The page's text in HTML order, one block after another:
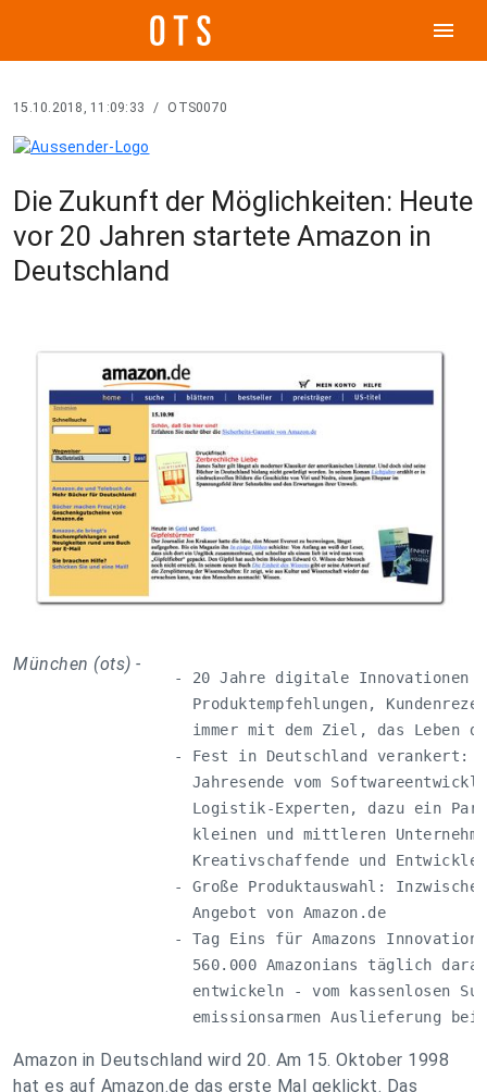
menu
15.10.2018, 11:09:33 / OTS0070
Die Zukunft der Möglichkeiten: Heute
vor 20 Jahren startete Amazon in
Deutschland
München (ots) -
- 20 Jahre digitale Innovationen
Produktempfehlungen,
immer mit dem Ziel, das Leben
- Fest in Deutschland verankert:
Jahresende vom
Logistik-Experten, dazu ein
kleinen und mittleren
     Kreativschaffende und Entwickler
- Große Produktauswahl:
     Angebot von Amazon.de
- Tag Eins für Amazons
560.000 Amazonians täglich
entwickeln - vom kassenlosen
emissionsarmen Auslieferung bei
Amazon in Deutschland wird 20. Am 15. Oktober 1998
hat es auf Amazon.de das erste Mal geklickt. Das